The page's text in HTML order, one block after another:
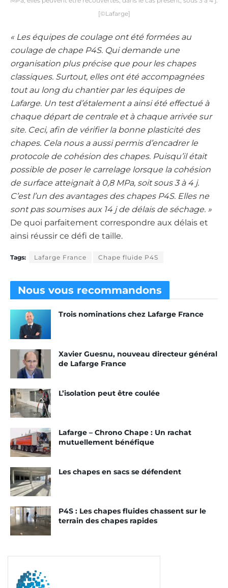
[©Lafarge]
« Les équipes de coulage ont été formées au
coulage de chape P4S. Qui demande une
organisation plus précise que pour les chapes
classiques. Surtout, elles ont été accompagnées
tout au long du chantier par les équipes de
Lafarge. Un test d’étalement a ainsi été effectué à
chaque départ de centrale et à chaque arrivée sur
site. Ceci, afin de vérifier la bonne plasticité des
chapes. Cela nous a aussi permis d’encadrer le
protocole de cohésion des chapes. Puisqu’il était
possible de poser le carrelage lorsque la cohésion
de surface atteignait à 0,8 MPa, soit sous 3 à 4 j.
C’est l’un des avantages des chapes P4S. Elles ne
sont pas soumises aux 14 j de délais de séchage. »
De quoi parfaitement correspondre aux délais et
ainsi réussir ce défi de taille.
Tags: Lafarge France Chape fluide P4S
Nous vous recommandons
Trois nominations chez Lafarge France
Xavier Guesnu, nouveau directeur général
de Lafarge France
L’isolation peut être coulée
Lafarge – Chrono Chape : Un rachat
mutuellement bénéfique
Les chapes en sacs se défendent
P4S : Les chapes fluides chassent sur le
terrain des chapes rapides